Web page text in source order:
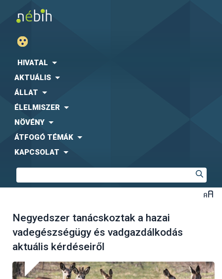
HIVATAL
AKTUÁLIS
ÁLLAT
ÉLELMISZER
NÖVÉNY
ÁTFOGÓ TÉMÁK
KAPCSOLAT
Negyedszer tanácskoztak a hazai
vadegészségügy és vadgazdálkodás
aktuális kérdéseiről